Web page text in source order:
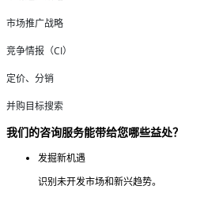
市场推广战略
竞争情报（CI）
定价、分销
并购目标搜索
我们的咨询服务能带给您哪些益处？
发掘新机遇
识别未开发市场和新兴趋势。